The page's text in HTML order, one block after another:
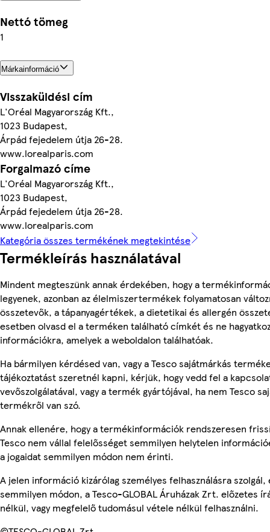
Nettó tömeg
1
Márkainformáció
Visszaküldési cím
L'Oréal Magyarország Kft.,
1023 Budapest,
Árpád fejedelem útja 26-28.
www.lorealparis.com
Forgalmazó címe
L'Oréal Magyarország Kft.,
1023 Budapest,
Árpád fejedelem útja 26-28.
www.lorealparis.com
Kategória összes termékének megtekintése
Termékleírás használatával
Mindent megteszünk annak érdekében, hogy a
legyenek, azonban az élelmiszertermékek folyamatosan
összetevők, a tápanyagértékek, a dietetikai és allergén
esetben olvasd el a terméken található címkét és ne
információkra, amelyek a weboldalon találhatóak.
Ha bármilyen kérdésed van, vagy a Tesco sajátmárkás
tájékoztatást szeretnél kapni, kérjük, hogy vedd fel a
vevőszolgálatával, vagy a termék gyártójával, ha nem Tesco
termékről van szó.
Annak ellenére, hogy a termékinformációk rendszeresen
Tesco nem vállal felelősséget semmilyen helytelen
a jogaidat semmilyen módon nem érinti.
A jelen információ kizárólag személyes felhasználásra
semmilyen módon, a Tesco-GLOBAL Áruházak Zrt. előzetes
nélkül, vagy megfelelő tudomásul vétele nélkül felhasználni.